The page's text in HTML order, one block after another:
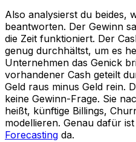
Also analysierst du beides,
beantworten. Der Gewinn
die Zeit funktioniert. Der
genug durchhältst, um es
Unternehmen das Genick
vorhandener Cash geteilt
Geld raus minus Geld rein.
keine Gewinn-Frage. Sie
heißt, künftige Billings,
modellieren. Genau dafür ist
Forecasting da.